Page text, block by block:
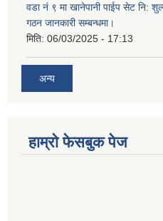
वडा नं ९ मा खानेपानी पाईप सेट नि:
गठन जानकारी सम्बन्धमा।
मिति: 06/03/2025 - 17:13
अन्य
हाम्राे फेसबुक पेज